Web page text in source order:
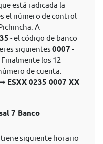
está radicada la
el número de control
A
- el código de banco
siguientes 0007 -
los 12
de cuenta.
➡ ESXX 0235 0007 XX
7 Banco
tiene siguiente horario